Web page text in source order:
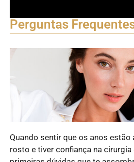
Perguntas
Quando sentir que os anos estão
rosto e tiver confiança na